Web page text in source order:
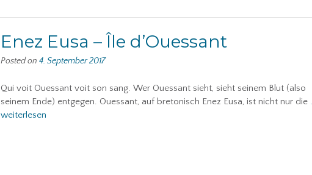
Enez Eusa – Île d’Ouessant
Posted on 4. September 2017
Qui voit Ouessant voit son sang. Wer Ouessant sieht, sieht seinem Blut (also
seinem Ende) entgegen. Ouessant, auf bretonisch Enez Eusa, ist nicht nur die
weiterlesen